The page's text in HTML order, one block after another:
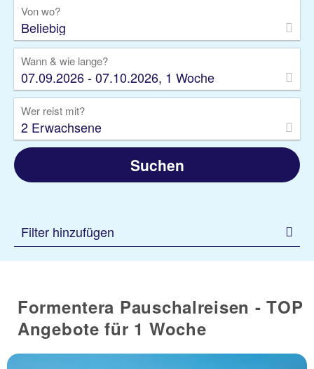
Von wo?
Beliebig
Wann & wie lange?
07.09.2026 - 07.10.2026, 1 Woche
Wer reist mit?
2 Erwachsene
Suchen
Filter hinzufügen
Formentera Pauschalreisen - TOP
Angebote für 1 Woche